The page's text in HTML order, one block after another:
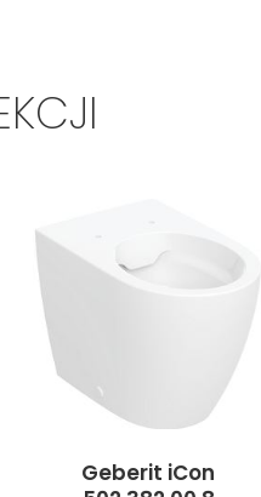
Geberit iCon